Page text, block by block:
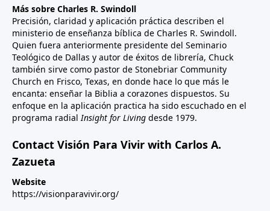
Más sobre Charles R. Swindoll
Precisión, claridad y aplicación práctica describen el
ministerio de enseñanza bíblica de Charles R. Swindoll.
Quien fuera anteriormente presidente del Seminario
Teológico de Dallas y autor de éxitos de librería, Chuck
también sirve como pastor de Stonebriar Community
Church en Frisco, Texas, en donde hace lo que más le
encanta: enseñar la Biblia a corazones dispuestos. Su
enfoque en la aplicación practica ha sido escuchado en el
programa radialInsight for Living desde 1979.
Contact Visión Para Vivir with Carlos A.
Zazueta
Website
https://visionparavivir.org/